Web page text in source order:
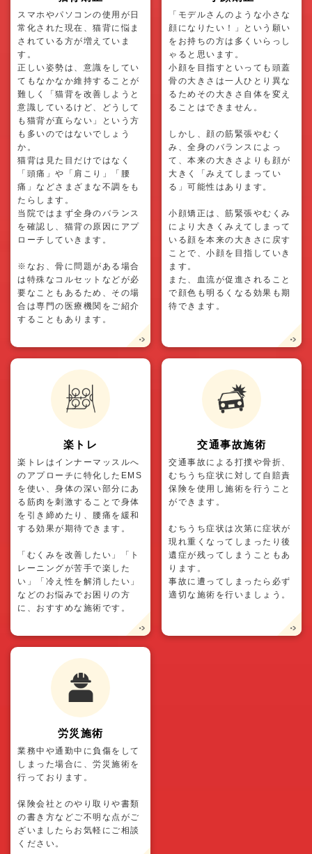
スマホやパソコンの使用が日
常化された現在、猫背に悩ま
されている方が増えていま
す。
正しい姿勢は、意識をしてい
てもなかなか維持することが
難しく「猫背を改善しようと
意識しているけど、どうして
も猫背が直らない」という方
も多いのではないでしょう
か。
猫背は見た目だけではなく
「頭痛」や「肩こり」「腰
痛」などさまざまな不調をも
たらします。
当院ではまず全身のバランス
を確認し、猫背の原因にアプ
ローチしていきます。
※なお、骨に問題がある場合
は特殊なコルセットなどが必
要なこともあるため、その場
合は専門の医療機関をご紹介
することもあります。
「モデルさんのような小さな
顔になりたい！」という願い
をお持ちの方は多くいらっし
ゃると思います。
小顔を目指すといっても頭蓋
骨の大きさは一人ひとり異な
るためその大きさ自体を変え
ることはできません。
しかし、顔の筋緊張やむく
み、全身のバランスによっ
て、本来の大きさよりも顔が
大きく「みえてしまってい
る」可能性はあります。
小顔矯正は、筋緊張やむくみ
により大きくみえてしまって
いる顔を本来の大きさに戻す
ことで、小顔を目指していき
ます。
また、血流が促進されること
で顔色も明るくなる効果も期
待できます。
楽トレ
楽トレはインナーマッスルへ
のアプローチに特化したEMS
を使い、身体の深い部分にあ
る筋肉を刺激することで身体
を引き締めたり、腰痛を緩和
する効果が期待できます。
「むくみを改善したい」「ト
レーニングが苦手で楽した
い」「冷え性を解消したい」
などのお悩みでお困りの方
に、おすすめな施術です。
交通事故施術
交通事故による打撲や骨折、
むちうち症状に対して自賠責
保険を使用し施術を行うこと
ができます。
むちうち症状は次第に症状が
現れ重くなってしまったり後
遺症が残ってしまうこともあ
ります。
事故に遭ってしまったら必ず
適切な施術を行いましょう。
労災施術
業務中や通勤中に負傷をして
しまった場合に、労災施術を
行っております。
保険会社とのやり取りや書類
の書き方などご不明な点がご
ざいましたらお気軽にご相談
ください。